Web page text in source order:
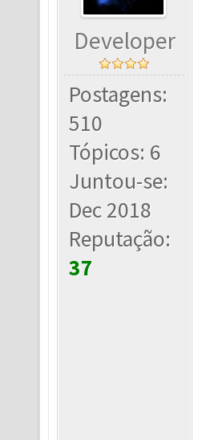
Developer
Postagens:
510
Tópicos: 6
Juntou-se:
Dec 2018
Reputação:
37